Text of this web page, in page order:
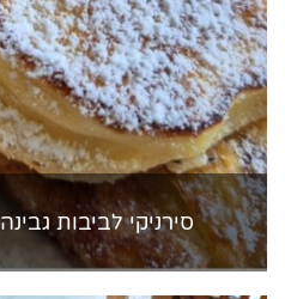
סירניקי לביבות